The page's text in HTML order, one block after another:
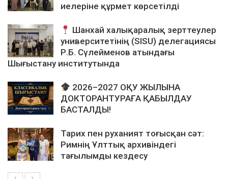
иелеріне құрмет көрсетілді
Шанхай халықаралық зерттеулер
университетінің (SISU) делегациясы
Р.Б. Сүлейменов атындағы
Шығыстану институтында
2026–2027 ОҚУ ЖЫЛЫНА
ДОКТОРАНТУРАҒА ҚАБЫЛДАУ
БАСТАЛДЫ!
Тарих пен руханият тоғысқан сәт:
Римнің Ұлттық архивіндегі
тағылымды кездесу